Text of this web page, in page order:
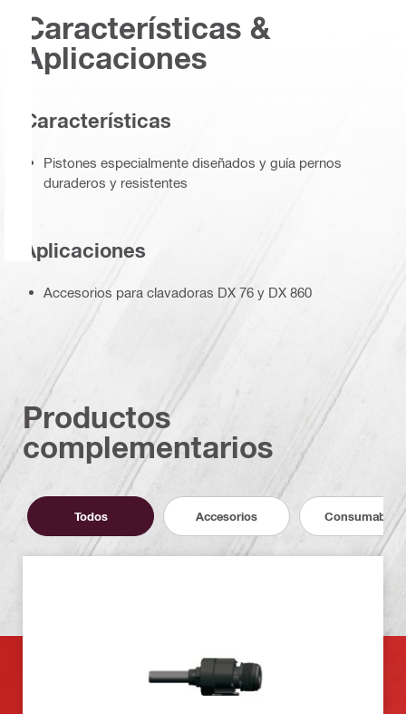
Características &
Aplicaciones
Características
Pistones especialmente diseñados y guía pernos
duraderos y resistentes
Aplicaciones
Accesorios para clavadoras DX 76 y DX 860
Productos
complementarios
Todos Accesorios Consumables